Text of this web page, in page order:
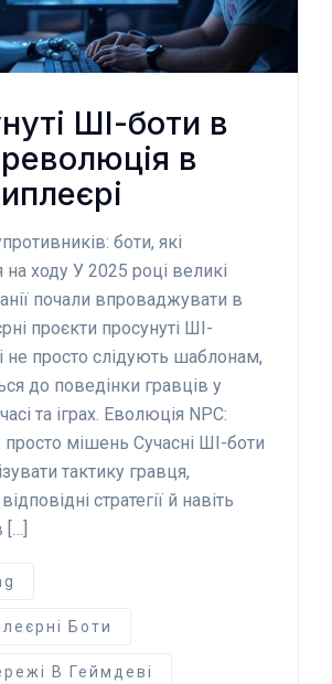
ШІ-боти в
революція в
боти, які
ходу У 2025 році великі
почали впроваджувати в
проєкти просунуті ШІ-
не просто слідують шаблонам,
до поведінки гравців у
та іграх. Еволюція NPC:
мішень Сучасні ШІ-боти
тактику гравця,
стратегії й навіть
[…]
Боти
В Геймдеві